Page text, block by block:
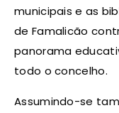
municipais e as
de Famalicão
panorama
todo o concelho.
Assumindo-se